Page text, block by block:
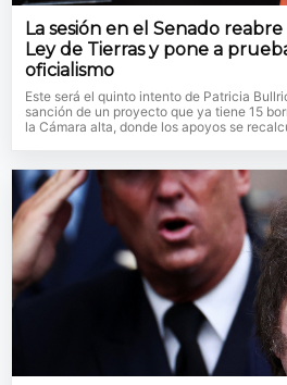
La sesión en el Senado
Ley de Tierras y pone a
oficialismo
Este será el quinto intento de Patricia
sanción de un proyecto que ya tiene 15
la Cámara alta, donde los apoyos se